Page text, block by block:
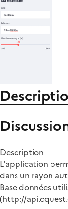
Description
L'application
dans un rayon
Base données
(http://